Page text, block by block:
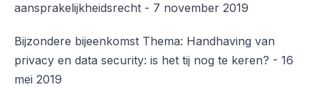
aansprakelijkheidsrecht - 7 november 2019
Bijzondere bijeenkomst Thema: Handhaving van
privacy en data security: is het tij nog te keren? - 16
mei 2019